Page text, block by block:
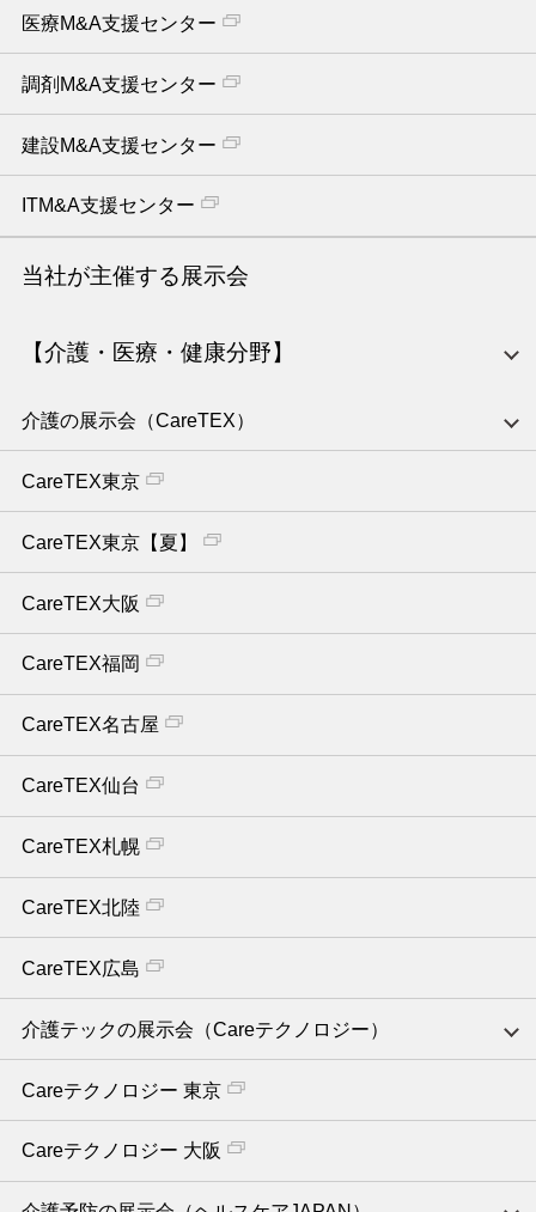
医療M&A支援センター
調剤M&A支援センター
建設M&A支援センター
ITM&A支援センター
当社が主催する展示会
【介護・医療・健康分野】
介護の展示会（CareTEX）
CareTEX東京
CareTEX東京【夏】
CareTEX大阪
CareTEX福岡
CareTEX名古屋
CareTEX仙台
CareTEX札幌
CareTEX北陸
CareTEX広島
介護テックの展示会（Careテクノロジー）
Careテクノロジー 東京
Careテクノロジー 大阪